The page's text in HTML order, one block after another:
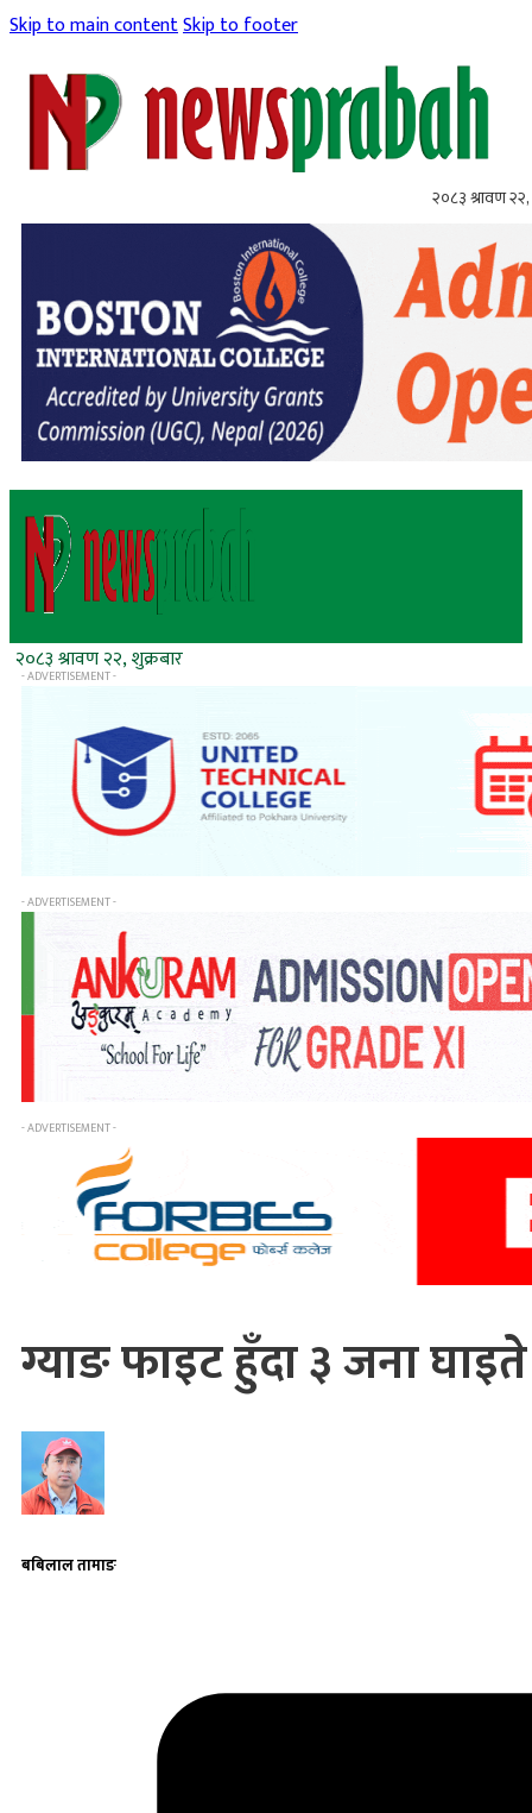
Skip to main contentSkip to footer
२०८३ श्रावण २२,
२०८३ श्रावण २२, शुक्रबार
- ADVERTISEMENT -
- ADVERTISEMENT -
- ADVERTISEMENT -
ग्याङ फाइट हुँदा ३ जना घाइते
बबिलाल तामाङ